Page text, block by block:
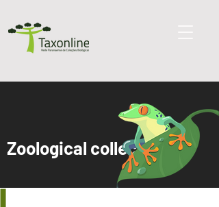
Zoological collections